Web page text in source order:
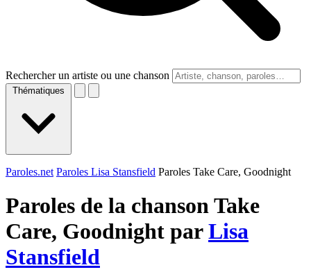
Rechercher un artiste ou une chanson
Thématiques
Paroles.net Paroles Lisa Stansfield Paroles Take Care, Goodnight
Paroles de la chanson Take
Care, Goodnight parLisa
Stansfield